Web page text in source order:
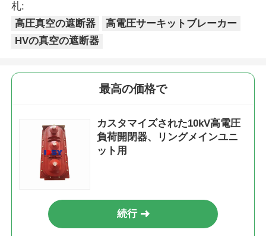
お問い合わせ
ニュース
見積依頼
低電圧のスイッチ装置
札:
高圧真空の遮断器
高電圧サーキットブレーカー
HVの真空の遮断器
最高の価格で
カスタマイズされた10kV高電圧
負荷開閉器、リングメインユニ
ット用
続行